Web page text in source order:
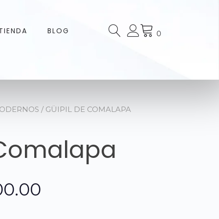
BLOG 0
/ GÜIPIL DE COMALAPA